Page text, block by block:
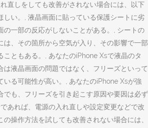
直しをしても改善がされない場合には、以下
しい。, 液晶画面に貼っている保護シートに劣
の一部の反応がしないことがある。, シートの
は、その箇所から空気が入り、その影響で一部
こともある。, あなたのiPhone Xsで液晶のタ
は液晶画面の問題ではなく、フリーズといって
いる可能性が高い。, あなたのiPhone Xsが強
でも、フリーズを引き起こす原因や要因は必ず
あれば、電源の入れ直しや設定変更などで改
操作方法を試しても改善されない場合には、